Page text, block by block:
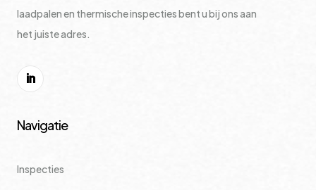
laadpalen en thermische inspecties bent u bij ons aan
het juiste adres.
Navigatie
Inspecties